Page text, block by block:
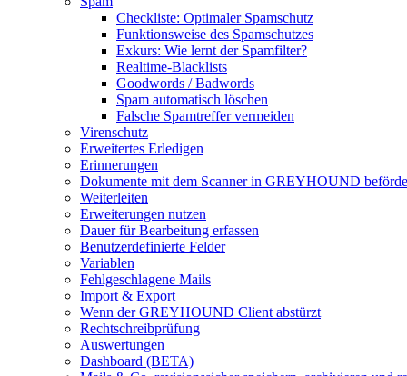
Checkliste: Optimaler Spamschutz
Funktionsweise des Spamschutzes
Exkurs: Wie lernt der Spamfilter?
Realtime-Blacklists
Goodwords / Badwords
Spam automatisch löschen
Falsche Spamtreffer vermeiden
Virenschutz
Erweitertes Erledigen
Erinnerungen
Dokumente mit dem Scanner in GREYHOUND
Weiterleiten
Erweiterungen nutzen
Dauer für Bearbeitung erfassen
Benutzerdefinierte Felder
Variablen
Fehlgeschlagene Mails
Import & Export
Wenn der GREYHOUND Client abstürzt
Rechtschreibprüfung
Auswertungen
Dashboard (BETA)